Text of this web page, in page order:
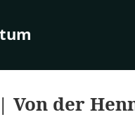
Von der